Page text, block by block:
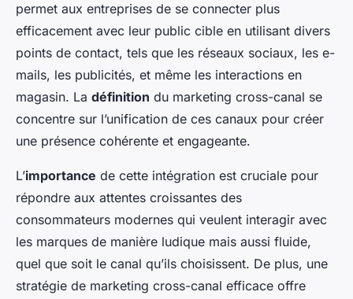
permet aux entreprises de se connecter plus
efficacement avec leur public cible en utilisant divers
points de contact, tels que les réseaux sociaux, les e-
mails, les publicités, et même les interactions en
magasin. La définition du marketing cross-canal se
concentre sur l’unification de ces canaux pour créer
une présence cohérente et engageante.
L’importance de cette intégration est cruciale pour
répondre aux attentes croissantes des
consommateurs modernes qui veulent interagir avec
les marques de manière ludique mais aussi fluide,
quel que soit le canal qu’ils choisissent. De plus, une
stratégie de marketing cross-canal efficace offre